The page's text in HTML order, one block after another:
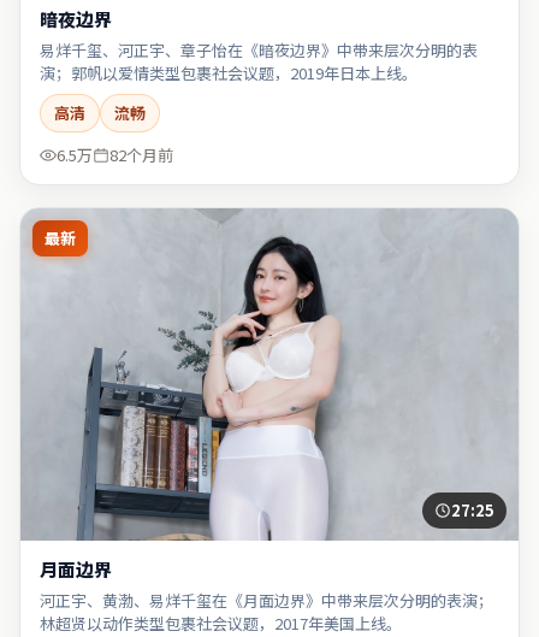
暗夜边界
易烊千玺、河正宇、章子怡在《暗夜边界》中带来层次分明的表
演；郭帆以爱情类型包裹社会议题，2019年日本上线。
高清
流畅
6.5万
82个月前
最新
27:25
月面边界
河正宇、黄渤、易烊千玺在《月面边界》中带来层次分明的表演；
林超贤以动作类型包裹社会议题，2017年美国上线。